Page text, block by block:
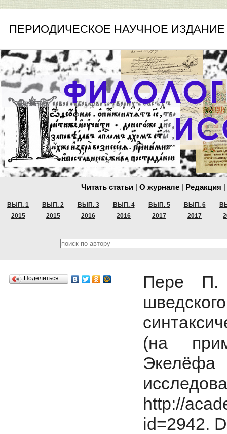
ПЕРИОДИЧЕСКОЕ НАУЧНОЕ ИЗДАНИЕ
Читать статьи | О журнале | Редакция |
ВЫП. 1
2015
ВЫП. 2
2015
ВЫП. 3
2016
ВЫП. 4
2016
ВЫП. 5
2017
ВЫП. 6
2017
Поделиться…
Пере П.
(на
Экелёфа
http://
id=2942.